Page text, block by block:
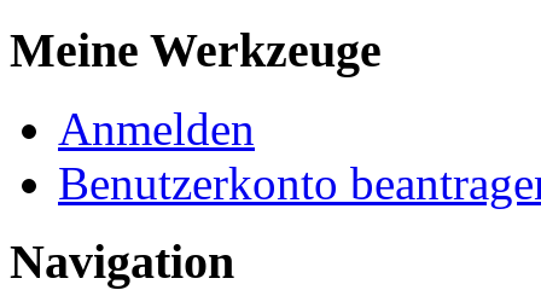
Meine Werkzeuge
Anmelden
Benutzerkonto
Navigation